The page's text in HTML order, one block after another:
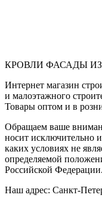
КРОВЛИ ФАСАДЫ
Интернет магазин
и малоэтажного
Товары оптом и в
Обращаем ваше
носит исключительно
каких условиях не
определяемой
Российской Федерации.
Наш адрес: Санкт-